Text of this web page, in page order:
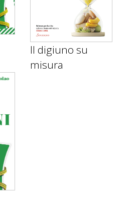
Il digiuno su
misura